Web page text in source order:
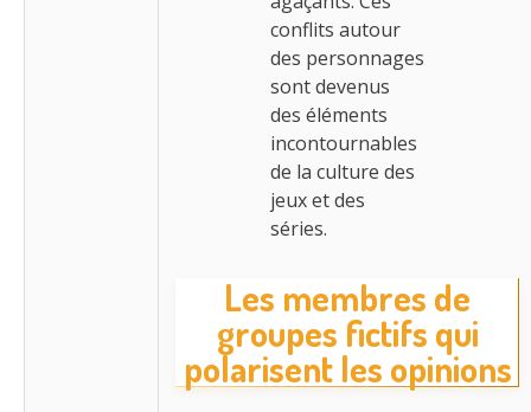
conflits autour
des personnages
sont devenus
des éléments
incontournables
de la culture des
jeux et des
séries.
Les membres de
groupes fictifs qui
polarisent les opinions